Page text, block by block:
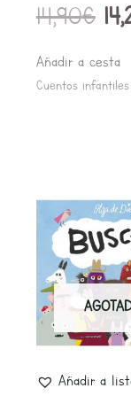
14,90€
Añadir a cesta
Cuentos infantiles
Añadir a
El